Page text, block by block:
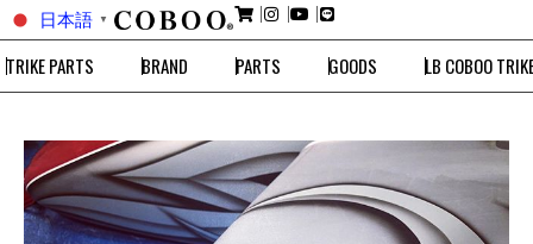
日本語 ▼
TRIKE PARTS BRAND PARTS GOODS LB COBOO